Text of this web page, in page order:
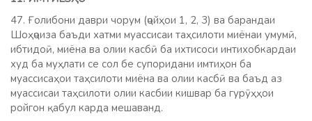
47. Ғолибони даври чорум (ҷойҳои 1, 2, 3) ва барандаи
Шоҳҷоиза баъди хатми муассисаи таҳсилоти миёнаи умумӣ,
ибтидоӣ, миёна ва олии касбӣ ба ихтисоси интихобкардаи
худ ба муҳлати се сол бе супоридани имтиҳон ба
муассисаҳои таҳсилоти миёна ва олии касбӣ ва баъд аз
муассисаи таҳсилоти олии касбии кишвар ба гурӯҳҳои
ройгон қабул карда мешаванд.